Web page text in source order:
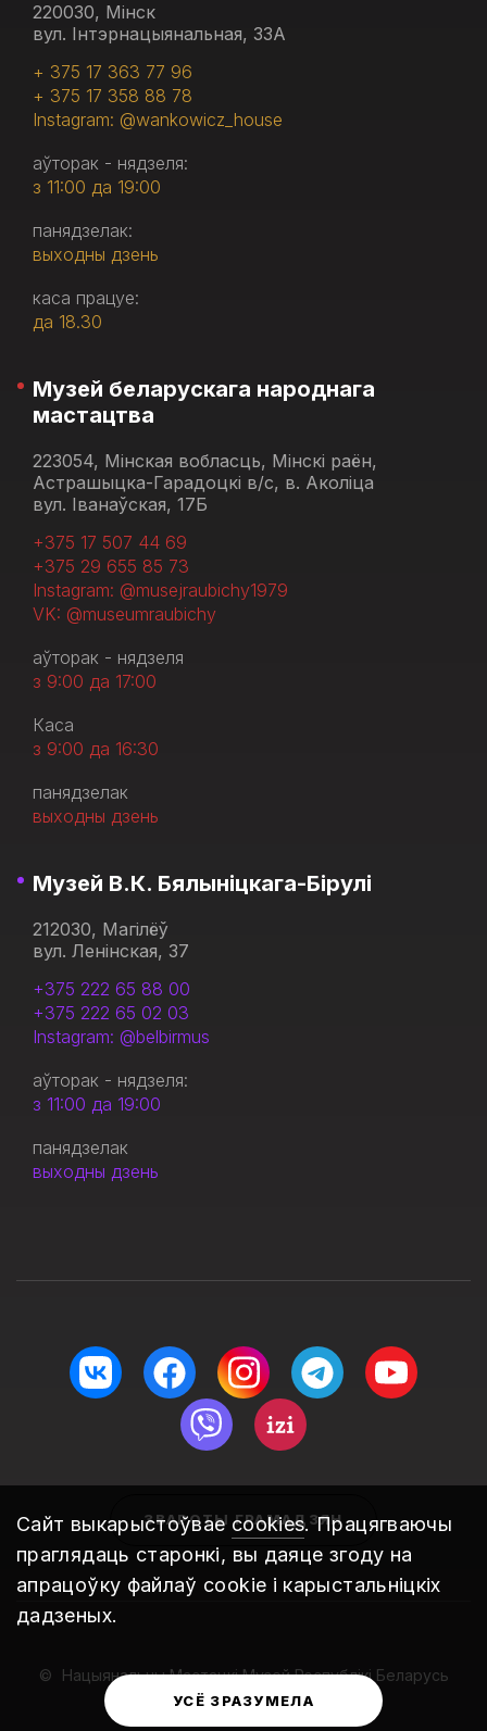
Сайт выкарыстоўвае cookies. Працягваючы
праглядаць старонкі, вы даяце згоду на
апрацоўку файлаў cookie і карыстальніцкіх
дадзеных.
УСЁ ЗРАЗУМЕЛА
220030, Мінск
вул. Інтэрнацыянальная, 33А
+ 375 17 363 77 96
+ 375 17 358 88 78
Instagram: @wankowicz_house
аўторак - нядзеля:
з 11:00 да 19:00
панядзелак:
выходны дзень
каса працуе:
да 18.30
Музей беларускага народнага
мастацтва
223054, Мінская вобласць, Мінскі раён,
Астрашыцка-Гарадоцкі в/с, в. Аколіца
вул. Іванаўская, 17Б
+375 17 507 44 69
+375 29 655 85 73
Instagram: @musejraubichy1979
VK: @museumraubichy
аўторак - нядзеля
з 9:00 да 17:00
Каса
з 9:00 да 16:30
панядзелак
выходны дзень
Музей В.К. Бялыніцкага-Бірулі
212030, Магілёў
вул. Ленінская, 37
+375 222 65 88 00
+375 222 65 02 03
Instagram: @belbirmus
аўторак - нядзеля:
з 11:00 да 19:00
панядзелак
выходны дзень
ЗВАРОТЫ ГРАМАДЗЯН
Нацыянальны Мастацкі Музей Рэспублікі Беларусь
2010 – 2026